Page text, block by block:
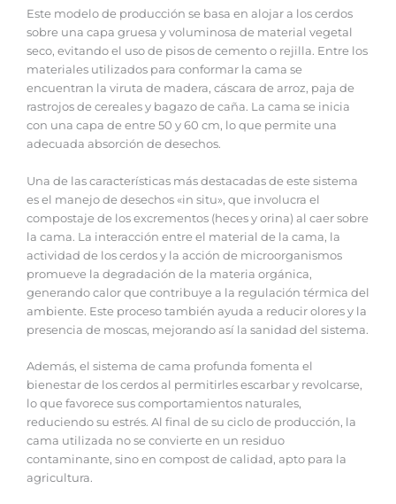
Este modelo de producción se basa en alojar a los cerdos
sobre una capa gruesa y voluminosa de material vegetal
seco, evitando el uso de pisos de cemento o rejilla. Entre los
materiales utilizados para conformar la cama se
encuentran la viruta de madera, cáscara de arroz, paja de
rastrojos de cereales y bagazo de caña. La cama se inicia
con una capa de entre 50 y 60 cm, lo que permite una
adecuada absorción de desechos.
Una de las características más destacadas de este sistema
es el manejo de desechos «in situ», que involucra el
compostaje de los excrementos (heces y orina) al caer sobre
la cama. La interacción entre el material de la cama, la
actividad de los cerdos y la acción de microorganismos
promueve la degradación de la materia orgánica,
generando calor que contribuye a la regulación térmica del
ambiente. Este proceso también ayuda a reducir olores y la
presencia de moscas, mejorando así la sanidad del sistema.
Además, el sistema de cama profunda fomenta el
bienestar de los cerdos al permitirles escarbar y revolcarse,
lo que favorece sus comportamientos naturales,
reduciendo su estrés. Al final de su ciclo de producción, la
cama utilizada no se convierte en un residuo
contaminante, sino en compost de calidad, apto para la
agricultura.